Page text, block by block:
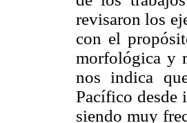
revisaron los
con el
morfológica y
nos indica
Pacífico desde
siendo muy